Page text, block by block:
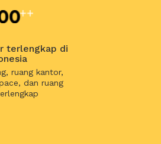
terlengkap di
ruang kantor,
dan ruang